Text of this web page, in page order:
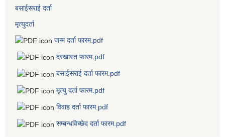
बसाईसराई दर्ता
मृत्युदर्ता
जन्म दर्ता फारम.pdf
दरखास्त फारम.pdf
बसाईसराई दर्ता फारम.pdf
मृत्यु दर्ता फारम.pdf
विवाह दर्ता फारम.pdf
सम्बन्धविच्छेद दर्ता फारम.pdf